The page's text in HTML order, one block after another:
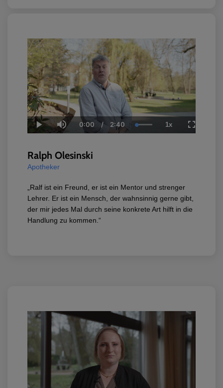
Play Mute
Current
Time
0:00 / Duration
2:40 Loaded:
100.00%
1xPlayback
Rate
Ralph Olesinski
Apotheker
„Ralf ist ein Freund, er ist ein Mentor und strenger
Lehrer. Er ist ein Mensch, der wahnsinnig gerne gibt,
der mir jedes Mal durch seine konkrete Art hilft in die
Handlung zu kommen.“